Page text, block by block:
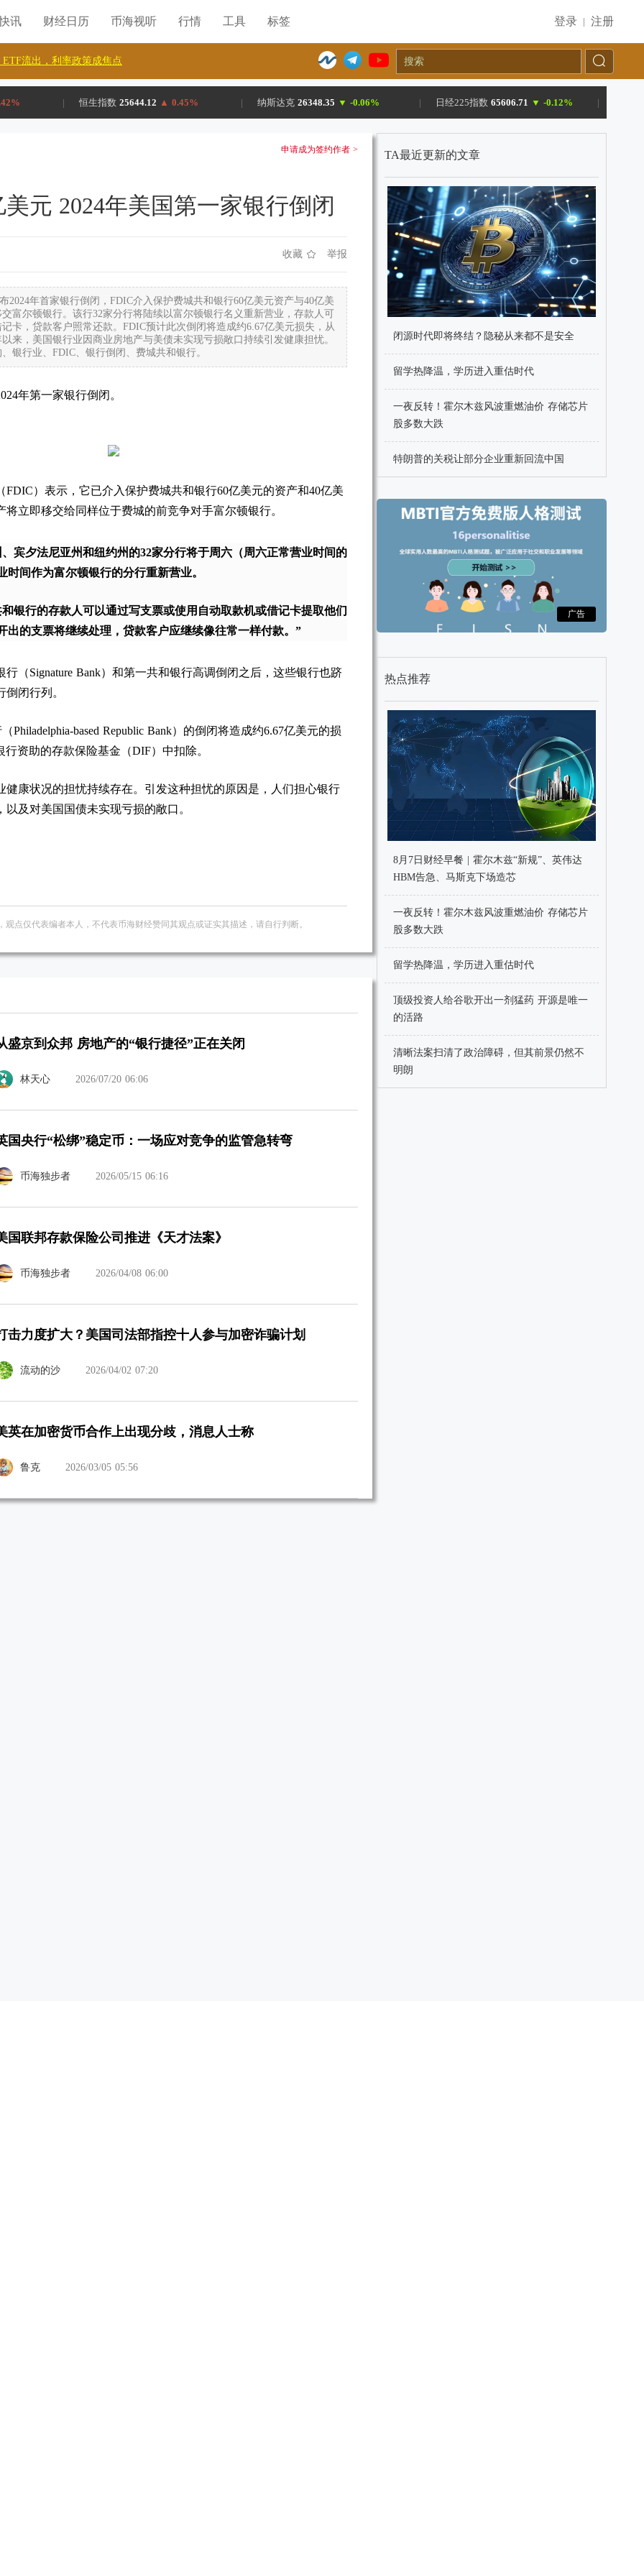
讯 财经日历 币海视听 行情 工具 标签 登录 | 注册
流出，利率政策成焦点
| 恒生指数 25644.12 ▲ 0.45% | 纳斯达克 26348.35 ▼ -0.06% | 日经225指数 65606.71 ▼ -0.12% |
申请成为签约作者 >
元 2024年美国第一家银行倒闭
收藏 举报
2024年首家银行倒闭，FDIC介入保护费城共和银行60亿美元资产与40亿美
富尔顿银行。该行32家分行将陆续以富尔顿银行名义重新营业，存款人可
卡，贷款客户照常还款。FDIC预计此次倒闭将造成约6.67亿美元损失，从
来，美国银行业因商业房地产与美债未实现亏损敞口持续引发健康担忧。
银行业、FDIC、银行倒闭、费城共和银行。
年第一家银行倒闭。
FDIC）表示，它已介入保护费城共和银行60亿美元的资产和40亿美
立即移交给同样位于费城的前竞争对手富尔顿银行。
宾夕法尼亚州和纽约州的32家分行将于周六（周六正常营业时间的
时间作为富尔顿银行的分行重新营业。
银行的存款人可以通过写支票或使用自动取款机或借记卡提取他们
出的支票将继续处理，贷款客户应继续像往常一样付款。”
（Signature Bank）和第一共和银行高调倒闭之后，这些银行也跻
闭行列。
Philadelphia-based Republic Bank）的倒闭将造成约6.67亿美元的损
资助的存款保险基金（DIF）中扣除。
健康状况的担忧持续存在。引发这种担忧的原因是，人们担心银行
及对美国国债未实现亏损的敞口。
点仅代表编者本人，不代表币海财经赞同其观点或证实其描述，请自行判断。
盛京到众邦 房地产的“银行捷径”正在关闭
林天心 2026/07/20 06:06
国央行“松绑”稳定币：一场应对竞争的监管急转弯
币海独步者 2026/05/15 06:16
国联邦存款保险公司推进《天才法案》
币海独步者 2026/04/08 06:00
击力度扩大？美国司法部指控十人参与加密诈骗计划
流动的沙 2026/04/02 07:20
英在加密货币合作上出现分歧，消息人士称
鲁克 2026/03/05 05:56
TA最近更新的文章
闭源时代即将终结？隐秘从来都不是安全
留学热降温，学历进入重估时代
一夜反转！霍尔木兹风波重燃油价 存储芯片
股多数大跌
特朗普的关税让部分企业重新回流中国
广告
热点推荐
8月7日财经早餐 | 霍尔木兹“新规”、英伟达
HBM告急、马斯克下场造芯
一夜反转！霍尔木兹风波重燃油价 存储芯片
股多数大跌
留学热降温，学历进入重估时代
顶级投资人给谷歌开出一剂猛药 开源是唯一
的活路
清晰法案扫清了政治障碍，但其前景仍然不
明朗